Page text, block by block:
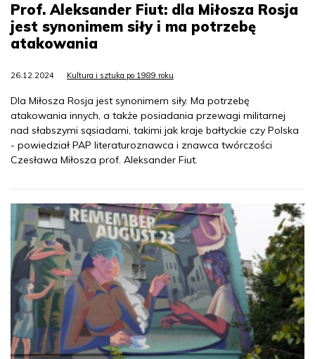
Prof. Aleksander Fiut: dla Miłosza Rosja
jest synonimem siły i ma potrzebę
atakowania
26.12.2024 Kultura i sztuka po 1989 roku
Dla Miłosza Rosja jest synonimem siły. Ma potrzebę
atakowania innych, a także posiadania przewagi militarnej
nad słabszymi sąsiadami, takimi jak kraje bałtyckie czy Polska
- powiedział PAP literaturoznawca i znawca twórczości
Czesława Miłosza prof. Aleksander Fiut.